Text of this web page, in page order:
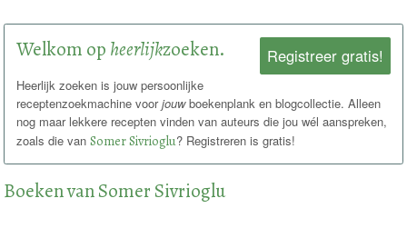
Registreer gratis!
Welkom op heerlijkzoeken.
Heerlijk zoeken is jouw persoonlijke
receptenzoekmachine voorjouwboekenplank en blogcollectie. Alleen
nog maar lekkere recepten vinden van auteurs die jou wél aanspreken,
zoals die vanSomer Sivrioglu? Registreren is gratis!
Boeken van Somer Sivrioglu